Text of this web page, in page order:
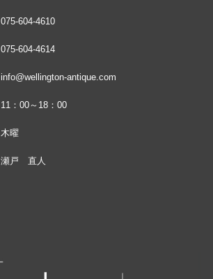
075-604-4610
075-604-4614
info@wellington-antique.com
11：00～18：00
木曜
瀬戸 直人